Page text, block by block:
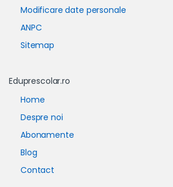
Modificare date personale
ANPC
Sitemap
Eduprescolar.ro
Home
Despre noi
Abonamente
Blog
Contact